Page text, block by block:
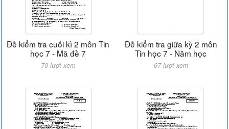
Đề kiểm tra cuối kì 2 môn Tin
học 7 - Mã đề 7
70 lượt xem
Đề kiểm tra giữa kỳ 2 môn
Tin học 7 - Năm học
67 lượt xem